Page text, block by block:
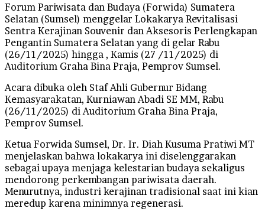
Forum Pariwisata dan Budaya (Forwida) Sumatera
Selatan (Sumsel) menggelar Lokakarya Revitalisasi
Sentra Kerajinan Souvenir dan Aksesoris Perlengkapan
Pengantin Sumatera Selatan yang di gelar Rabu
(26/11/2025) hingga , Kamis (27 /11/2025) di
Auditorium Graha Bina Praja, Pemprov Sumsel.
Acara dibuka oleh Staf Ahli Gubernur Bidang
Kemasyarakatan, Kurniawan Abadi SE MM, Rabu
(26/11/2025) di Auditorium Graha Bina Praja,
Pemprov Sumsel.
Ketua Forwida Sumsel, Dr. Ir. Diah Kusuma Pratiwi MT
menjelaskan bahwa lokakarya ini diselenggarakan
sebagai upaya menjaga kelestarian budaya sekaligus
mendorong perkembangan pariwisata daerah.
Menurutnya, industri kerajinan tradisional saat ini kian
meredup karena minimnya regenerasi.